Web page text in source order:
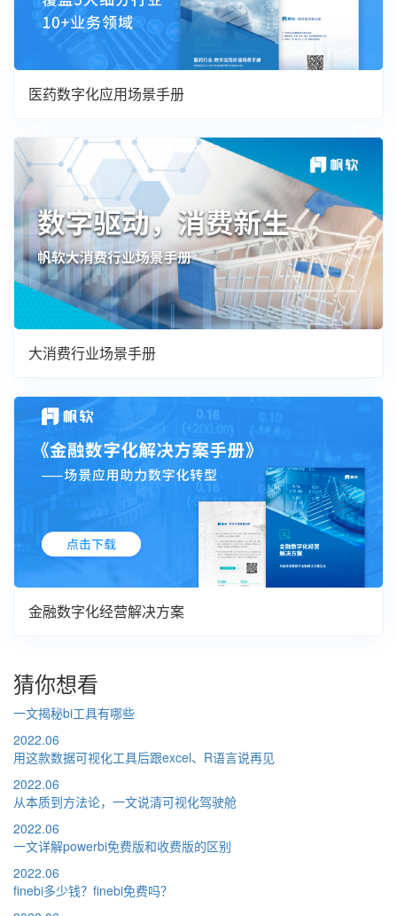
医药数字化应用场景手册
大消费行业场景手册
金融数字化经营解决方案
猜你想看
一文揭秘bi工具有哪些
2022.06
用这款数据可视化工具后跟excel、R语言说再见
2022.06
从本质到方法论，一文说清可视化驾驶舱
2022.06
一文详解powerbi免费版和收费版的区别
2022.06
finebi多少钱？finebi免费吗？